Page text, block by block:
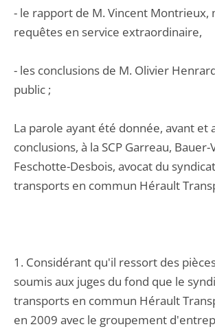
- le rapport de M. Vincent Montrieux,
requêtes en service extraordinaire,
- les conclusions de M. Olivier
public ;
La parole ayant été donnée, avant et
conclusions, à la SCP Garreau, Bauer-
Feschotte-Desbois, avocat du
transports en commun Hérault
1. Considérant qu'il ressort des
soumis aux juges du fond que le
transports en commun Hérault
en 2009 avec le groupement